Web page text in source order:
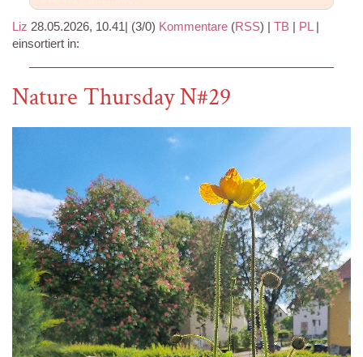
Liz 28.05.2026, 10.41| (3/0) Kommentare (RSS) | TB | PL |
einsortiert in:
Nature Thursday N#29